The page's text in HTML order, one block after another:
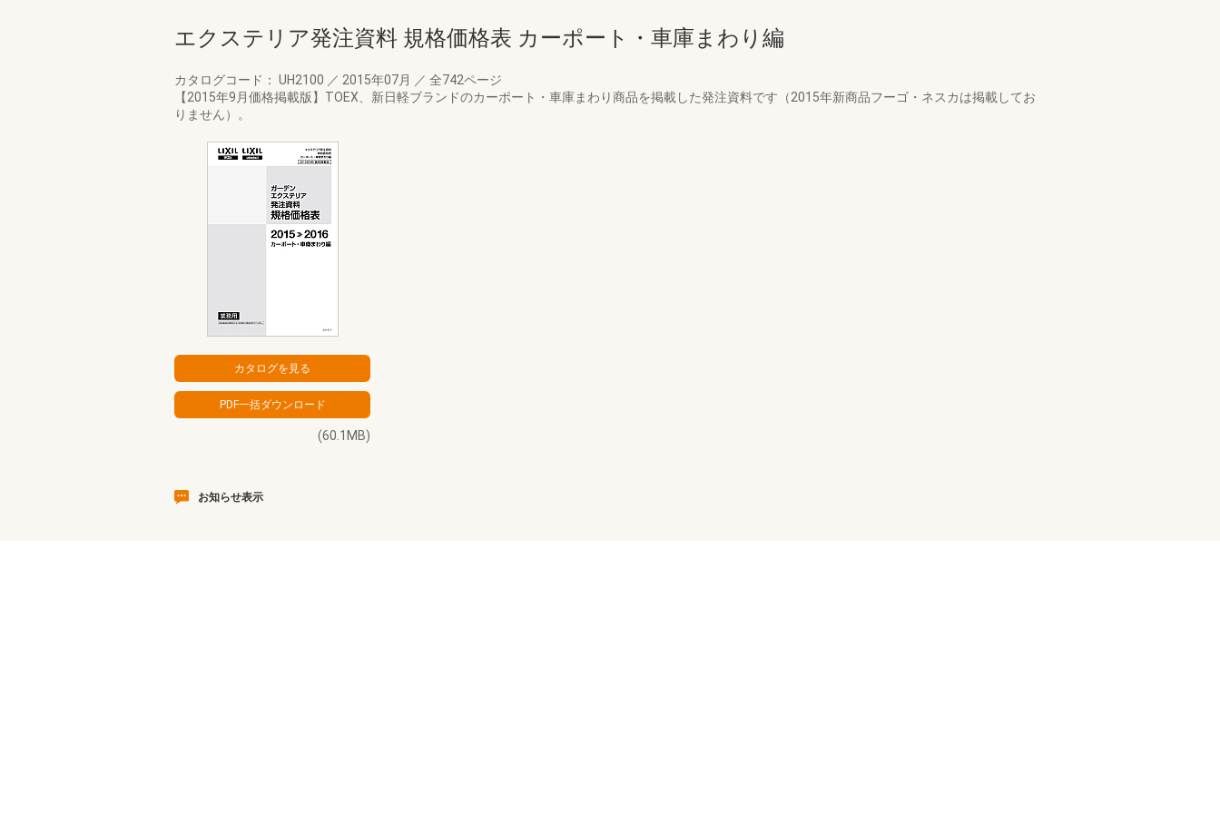
エクステリア発注資料 規格価格表 カーポート・車庫まわり編
カタログコード： UH2100 ／ 2015年07月 ／ 全742ページ
【2015年9月価格掲載版】TOEX、新日軽ブランドのカーポート・車庫まわり商品を掲載した発注資料です（2015年新商品フーゴ・ネスカは掲載してお
りません）。
(60.1MB)
お知らせ表示